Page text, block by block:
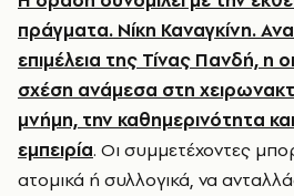
πράγματα. Νίκη Καναγκίνη.
επιμέλεια της Τίνας Πανδή, η
σχέση ανάμεσα στη
μνήμη, την καθημερινότητα
εμπειρία. Οι συμμετέχοντες
ατομικά ή συλλογικά, να